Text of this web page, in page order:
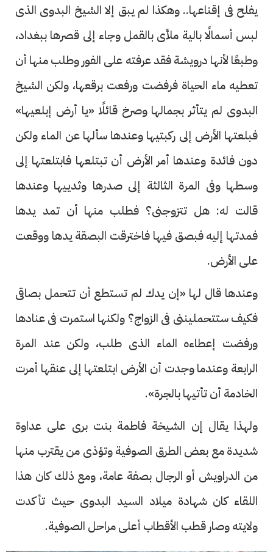
يفلح فى إقناعها.. وهكذا لم يبق إلا الشيخ البدوى الذى
لبس أسمالًا بالية ملأى بالقمل وجاء إلى قصرها ببغداد،
وطبعًا لأنها درويشة فقد عرفته على الفور وطلب منها أن
تعطيه ماء الحياة فرفضت ورفعت برقعها، ولكن الشيخ
البدوى لم يتأثر بجمالها وصرخ قائلًا «يا أرض إبلعيها»
فبلعتها الأرض إلى ركبتيها وعندها سألها عن الماء ولكن
دون فائدة وعندها أمر الأرض أن تبتلعها فابتلعتها إلى
وسطها وفى المرة الثالثة إلى صدرها وثدييها وعندها
قالت له: هل تتزوجنى؟ فطلب منها أن تمد يدها
فمدتها إليه فبصق فيها فاخترقت البصقة يدها ووقعت
على الأرض.
وعندها قال لها «إن يدك لم تستطع أن تتحمل بصاقى
فكيف ستتحمليننى فى الزواج؟ ولكنها استمرت فى عنادها
ورفضت إعطاءه الماء الذى طلب، ولكن عند المرة
الرابعة وعندما وجدت أن الأرض ابتلعتها إلى عنقها أمرت
الخادمة أن تأتيها بالجرة».
ولهذا يقال إن الشيخة فاطمة بنت برى على عداوة
شديدة مع بعض الطرق الصوفية وتؤذى من يقترب منها
من الدراويش أو الرجال بصفة عامة، ومع ذلك كان هذا
اللقاء كان شهادة ميلاد السيد البدوى حيث تأكدت
ولايته وصار قطب الأقطاب أعلى مراحل الصوفية.